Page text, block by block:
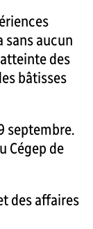
sans aucun
des
bâtisses
septembre.
Cégep de
des affaires